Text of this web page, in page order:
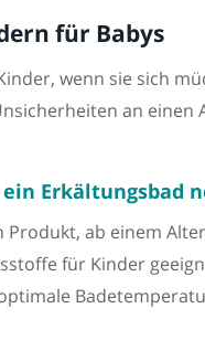
für Babys
wenn sie sich
an einen
Erkältungsbad
Produkt, ab einem
für Kinder